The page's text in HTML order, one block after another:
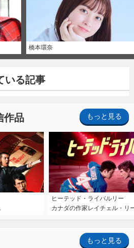
橋本環奈
いる記事
作品 もっと見る
ヒーテッド・ライバルリー
カナダの作家レイチェル・リ
もっと見る